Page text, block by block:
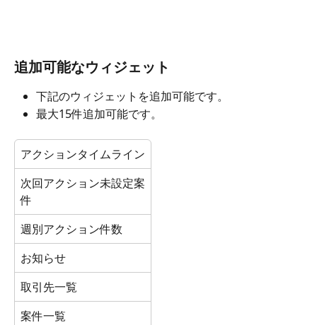
追加可能なウィジェット
下記のウィジェットを追加可能です。
最大15件追加可能です。
アクションタイムライン
次回アクション未設定案
件
週別アクション件数
お知らせ
取引先一覧
案件一覧